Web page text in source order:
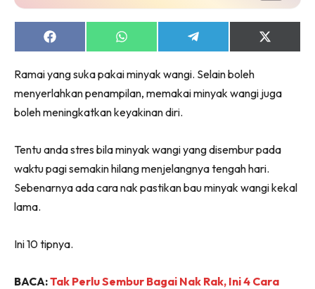
Share
on
Share
on
Share
on
Share
on
Ramai yang suka pakai minyak wangi. Selain boleh
menyerlahkan penampilan, memakai minyak wangi juga
boleh meningkatkan keyakinan diri.
Tentu anda stres bila minyak wangi yang disembur pada
waktu pagi semakin hilang menjelangnya tengah hari.
Sebenarnya ada cara nak pastikan bau minyak wangi kekal
lama.
Ini 10 tipnya.
BACA:Tak Perlu Sembur Bagai Nak Rak, Ini 4 Cara